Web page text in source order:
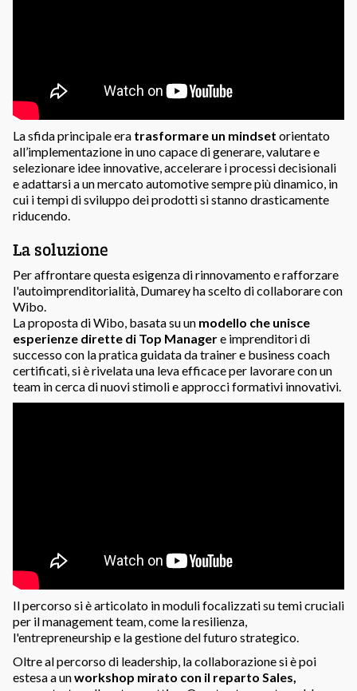
La sfida principale era trasformare un mindset orientato
all’implementazione in uno capace di generare, valutare e
selezionare idee innovative, accelerare i processi decisionali
e adattarsi a un mercato automotive sempre più dinamico, in
cui i tempi di sviluppo dei prodotti si stanno drasticamente
riducendo.
La soluzione
Per affrontare questa esigenza di rinnovamento e rafforzare
l'autoimprenditorialità, Dumarey ha scelto di collaborare con
Wibo.
La proposta di Wibo, basata su un modello che unisce
esperienze dirette di Top Managere imprenditori di
successo con la pratica guidata da trainer e business coach
certificati, si è rivelata una leva efficace per lavorare con un
team in cerca di nuovi stimoli e approcci formativi innovativi.
Il percorso si è articolato in moduli focalizzati su temi cruciali
per il management team, come la resilienza,
l'entrepreneurship e la gestione del futuro strategico.
Oltre al percorso di leadership, la collaborazione si è poi
estesa a unworkshop mirato con il reparto Sales,